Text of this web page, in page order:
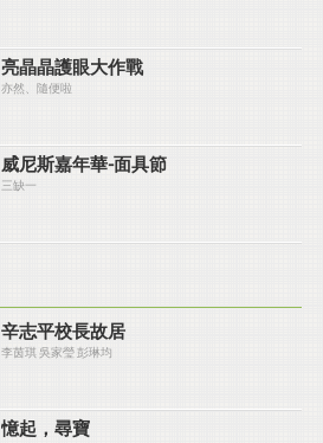
亮晶晶護眼大作戰
亦然、隨便啦
威尼斯嘉年華-面具節
三缺一
辛志平校長故居
李茵琪 吳家瑩 彭琳均
憶起，尋寶